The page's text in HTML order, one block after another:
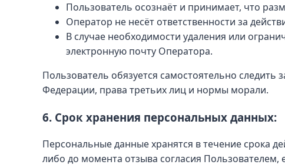
Пользователь осознаёт и принимает, что
Оператор не несёт ответственности за
В случае необходимости удаления или
электронную почту Оператора.
Пользователь обязуется самостоятельно
Федерации, права третьих лиц и нормы морали.
6. Срок хранения персональных данных:
Персональные данные хранятся в течение срока
либо до момента отзыва согласия Пользователем,